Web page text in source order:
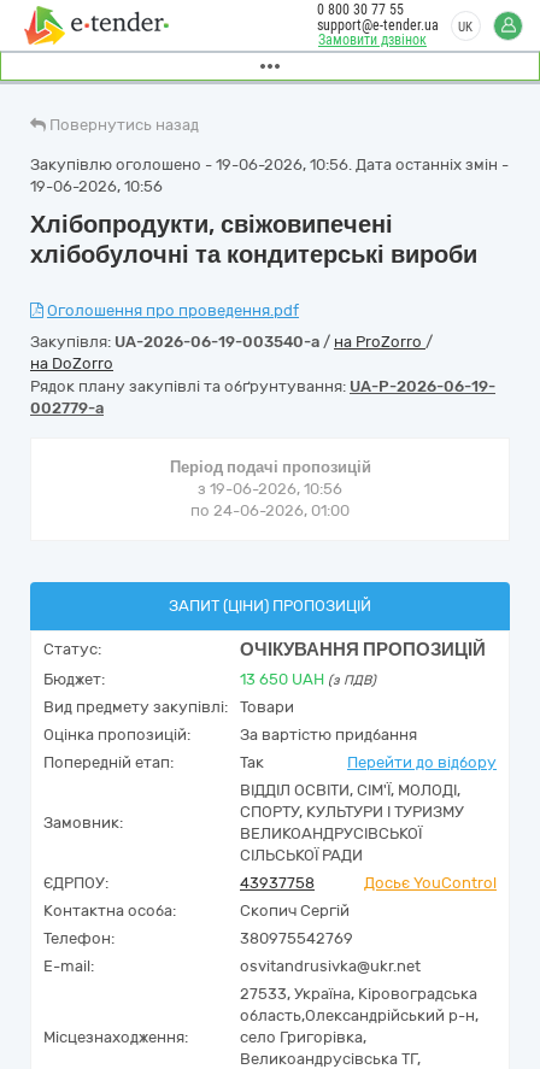
Замовити дзвінок
0 800 30 77 55
support@e-tender.ua
UK
Повернутись назад
Закупівлю оголошено - 19-06-2026, 10:56. Дата останніх змін -
19-06-2026, 10:56
Хлібопродукти, свіжовипечені
хлібобулочні та кондитерські вироби
Оголошення про проведення.pdf
Закупівля: UA-2026-06-19-003540-a / на ProZorro /
на DoZorro
Рядок плану закупівлі та обґрунтування: UA-P-2026-06-19-
002779-a
Період подачі пропозицій
з 19-06-2026, 10:56
по 24-06-2026, 01:00
ЗАПИТ (ЦІНИ) ПРОПОЗИЦІЙ
Статус: ОЧІКУВАННЯ ПРОПОЗИЦІЙ
Бюджет: 13 650 UAH (з ПДВ)
Вид предмету закупівлі:
Товари
Оцінка пропозицій:
За вартістю придбання
Попередній етап:
Так Перейти до відбору
Замовник:
ВІДДІЛ ОСВІТИ, СІМ'Ї, МОЛОДІ,
СПОРТУ, КУЛЬТУРИ І ТУРИЗМУ
ВЕЛИКОАНДРУСІВСЬКОЇ
СІЛЬСЬКОЇ РАДИ
ЄДРПОУ:
43937758
Досьє YouControl
Контактна особа:
Скопич Сергій
Телефон:
380975542769
E-mail:
osvitandrusivka@ukr.net
Місцезнаходження:
27533, Україна, Кіровоградська
область,Олександрійський р-н,
село Григорівка,
Великоандрусівська ТГ,